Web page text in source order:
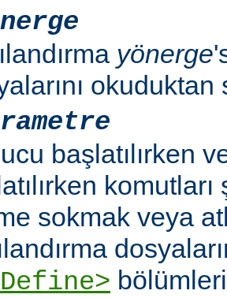
yönerge
başlatılırken
sokmak veya